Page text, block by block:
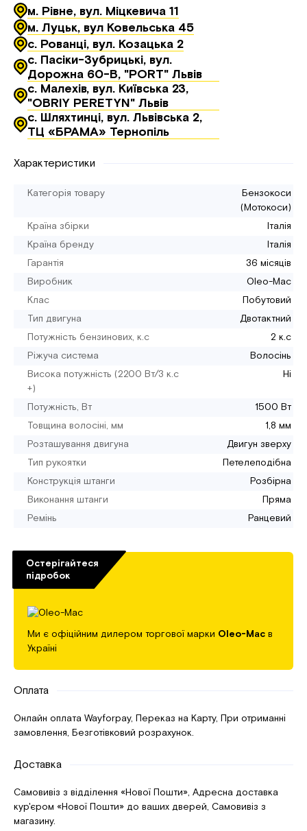
м. Рівне, вул. Міцкевича 11
м. Луцьк, вул Ковельська 45
с. Рованці, вул. Козацька 2
с. Пасіки-Зубрицькі, вул.
Дорожна 60-В, "PORT" Львів
с. Малехів, вул. Київська 23,
"OBRIY PERETYN" Львів
с. Шляхтинці, вул. Львівська 2,
ТЦ «БРАМА» Тернопіль
Характеристики
Категорія товару
Бензокоси
(Мотокоси)
Країна збірки
Італія
Країна бренду
Італія
Гарантія
36 місяців
Виробник
Oleo-Mac
Клас
Побутовий
Тип двигуна
Двотактний
Потужність бензинових, к.с
2 к.c
Ріжуча система
Волосінь
Висока потужність (2200 Вт/3 к.с
+)
Ні
Потужність, Вт
1500 Вт
Товщина волосіні, мм
1,8 мм
Розташування двигуна
Двигун зверху
Тип рукоятки
Петелеподібна
Конструкція штанги
Розбірна
Виконання штанги
Пряма
Ремінь
Ранцевий
Остерігайтеся
підробок
Ми є офіційним дилером торгової марки Oleo-Mac в
Україні
Оплата
Онлайн оплата Wayforpay, Переказ на Карту, При отриманні
замовлення, Безготівковий розрахунок.
Доставка
Самовивіз з відділення «Нової Пошти», Адресна доставка
кур'єром «Нової Пошти» до ваших дверей, Самовивіз з
магазину.